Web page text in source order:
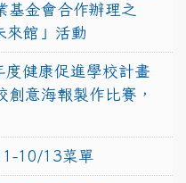
基金會合作辦理之
來館」活動
健康促進學校計畫
意海報製作比賽，
10/13菜單